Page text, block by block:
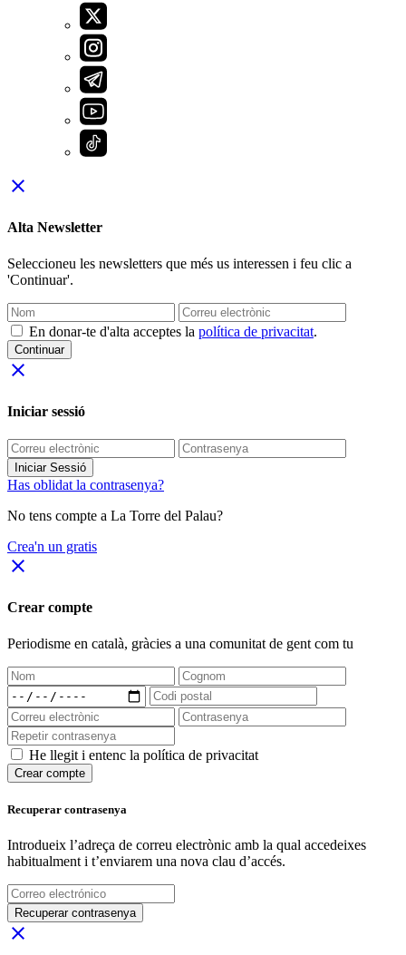
close
Alta Newsletter
Seleccioneu les newsletters que més us interessen i feu clic a
'Continuar'.
En donar-te d'alta acceptes la política de privacitat.
Continuar
close
Iniciar sessió
Iniciar Sessió
Has oblidat la contrasenya?
No tens compte a La Torre del Palau?
Crea'n un gratis
close
Crear compte
Periodisme en català, gràcies a una comunitat de gent com tu
He llegit i entenc la política de privacitat
Crear compte
Recuperar contrasenya
Introdueix l’adreça de correu electrònic amb la qual accedeixes
habitualment i t’enviarem una nova clau d’accés.
Recuperar contrasenya
close